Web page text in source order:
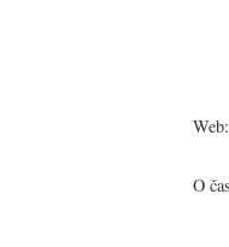
Web:
O